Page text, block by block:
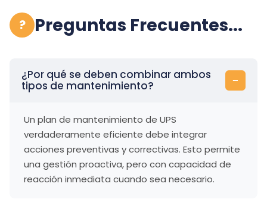
? Preguntas Frecuentes...
¿Por qué se deben combinar ambos
tipos de mantenimiento?
Un plan de mantenimiento de UPS
verdaderamente eficiente debe integrar
acciones preventivas y correctivas. Esto permite
una gestión proactiva, pero con capacidad de
reacción inmediata cuando sea necesario.